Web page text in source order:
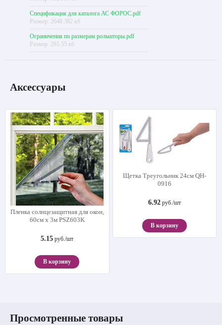
Спецификация для каталога АС ФОРОС.pdf
Размер: 2648.382 кб
Ограничения по размерам рольшторы.pdf
Размер: 281.55 кб
Аксессуары
Пленка солнцезащитная для окон,
60см х 3м PSZ603K
5.15 руб./шт
В корзину
Щетка Треугольник 24см QH-
0916
6.92руб./шт
В корзину
Просмотренные товары